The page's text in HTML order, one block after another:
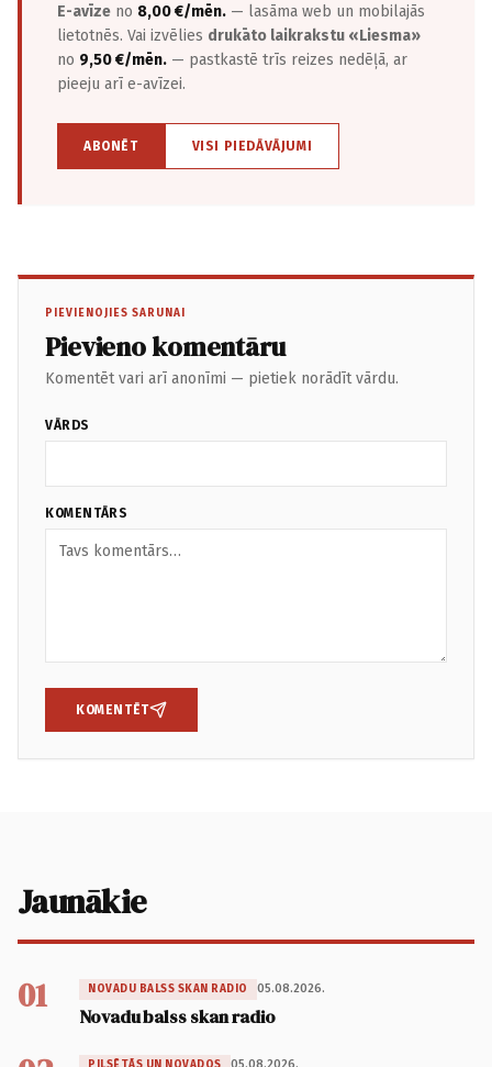
E-avīze no 8,00 €/mēn. — lasāma web un mobilajās
lietotnēs. Vai izvēlies drukāto laikrakstu «Liesma»
no 9,50 €/mēn. — pastkastē trīs reizes nedēļā, ar
pieeju arī e-avīzei.
ABONĒT VISI PIEDĀVĀJUMI
PIEVIENOJIES SARUNAI
Pievieno komentāru
Komentēt vari arī anonīmi — pietiek norādīt vārdu.
VĀRDS
KOMENTĀRS
KOMENTĒT
Jaunākie
01 NOVADU BALSS SKAN RADIO 05.08.2026.
Novadu balss skan radio